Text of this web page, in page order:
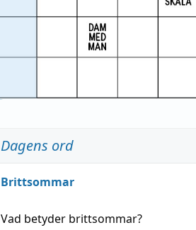
Dagens ord
Brittsommar
Vad betyder brittsommar?